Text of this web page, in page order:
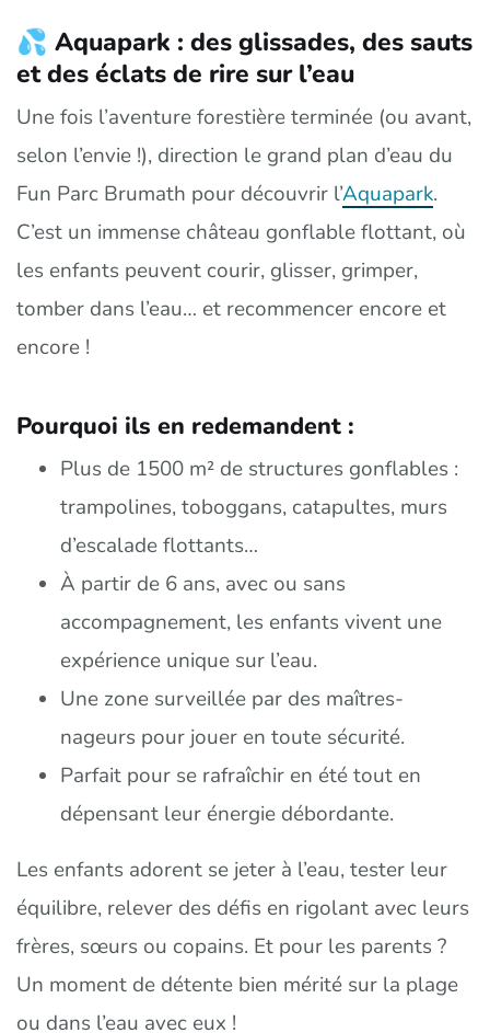
💦 Aquapark : des glissades, des sauts
et des éclats de rire sur l’eau
Une fois l’aventure forestière terminée (ou avant,
selon l’envie !), direction le grand plan d’eau du
Fun Parc Brumath pour découvrir l’Aquapark.
C’est un immense château gonflable flottant, où
les enfants peuvent courir, glisser, grimper,
tomber dans l’eau… et recommencer encore et
encore !
Pourquoi ils en redemandent :
Plus de 1500 m² de structures gonflables :
trampolines, toboggans, catapultes, murs
d’escalade flottants…
À partir de 6 ans, avec ou sans
accompagnement, les enfants vivent une
expérience unique sur l’eau.
Une zone surveillée par des maîtres-
nageurs pour jouer en toute sécurité.
Parfait pour se rafraîchir en été tout en
dépensant leur énergie débordante.
Les enfants adorent se jeter à l’eau, tester leur
équilibre, relever des défis en rigolant avec leurs
frères, sœurs ou copains. Et pour les parents ?
Un moment de détente bien mérité sur la plage
ou dans l’eau avec eux !